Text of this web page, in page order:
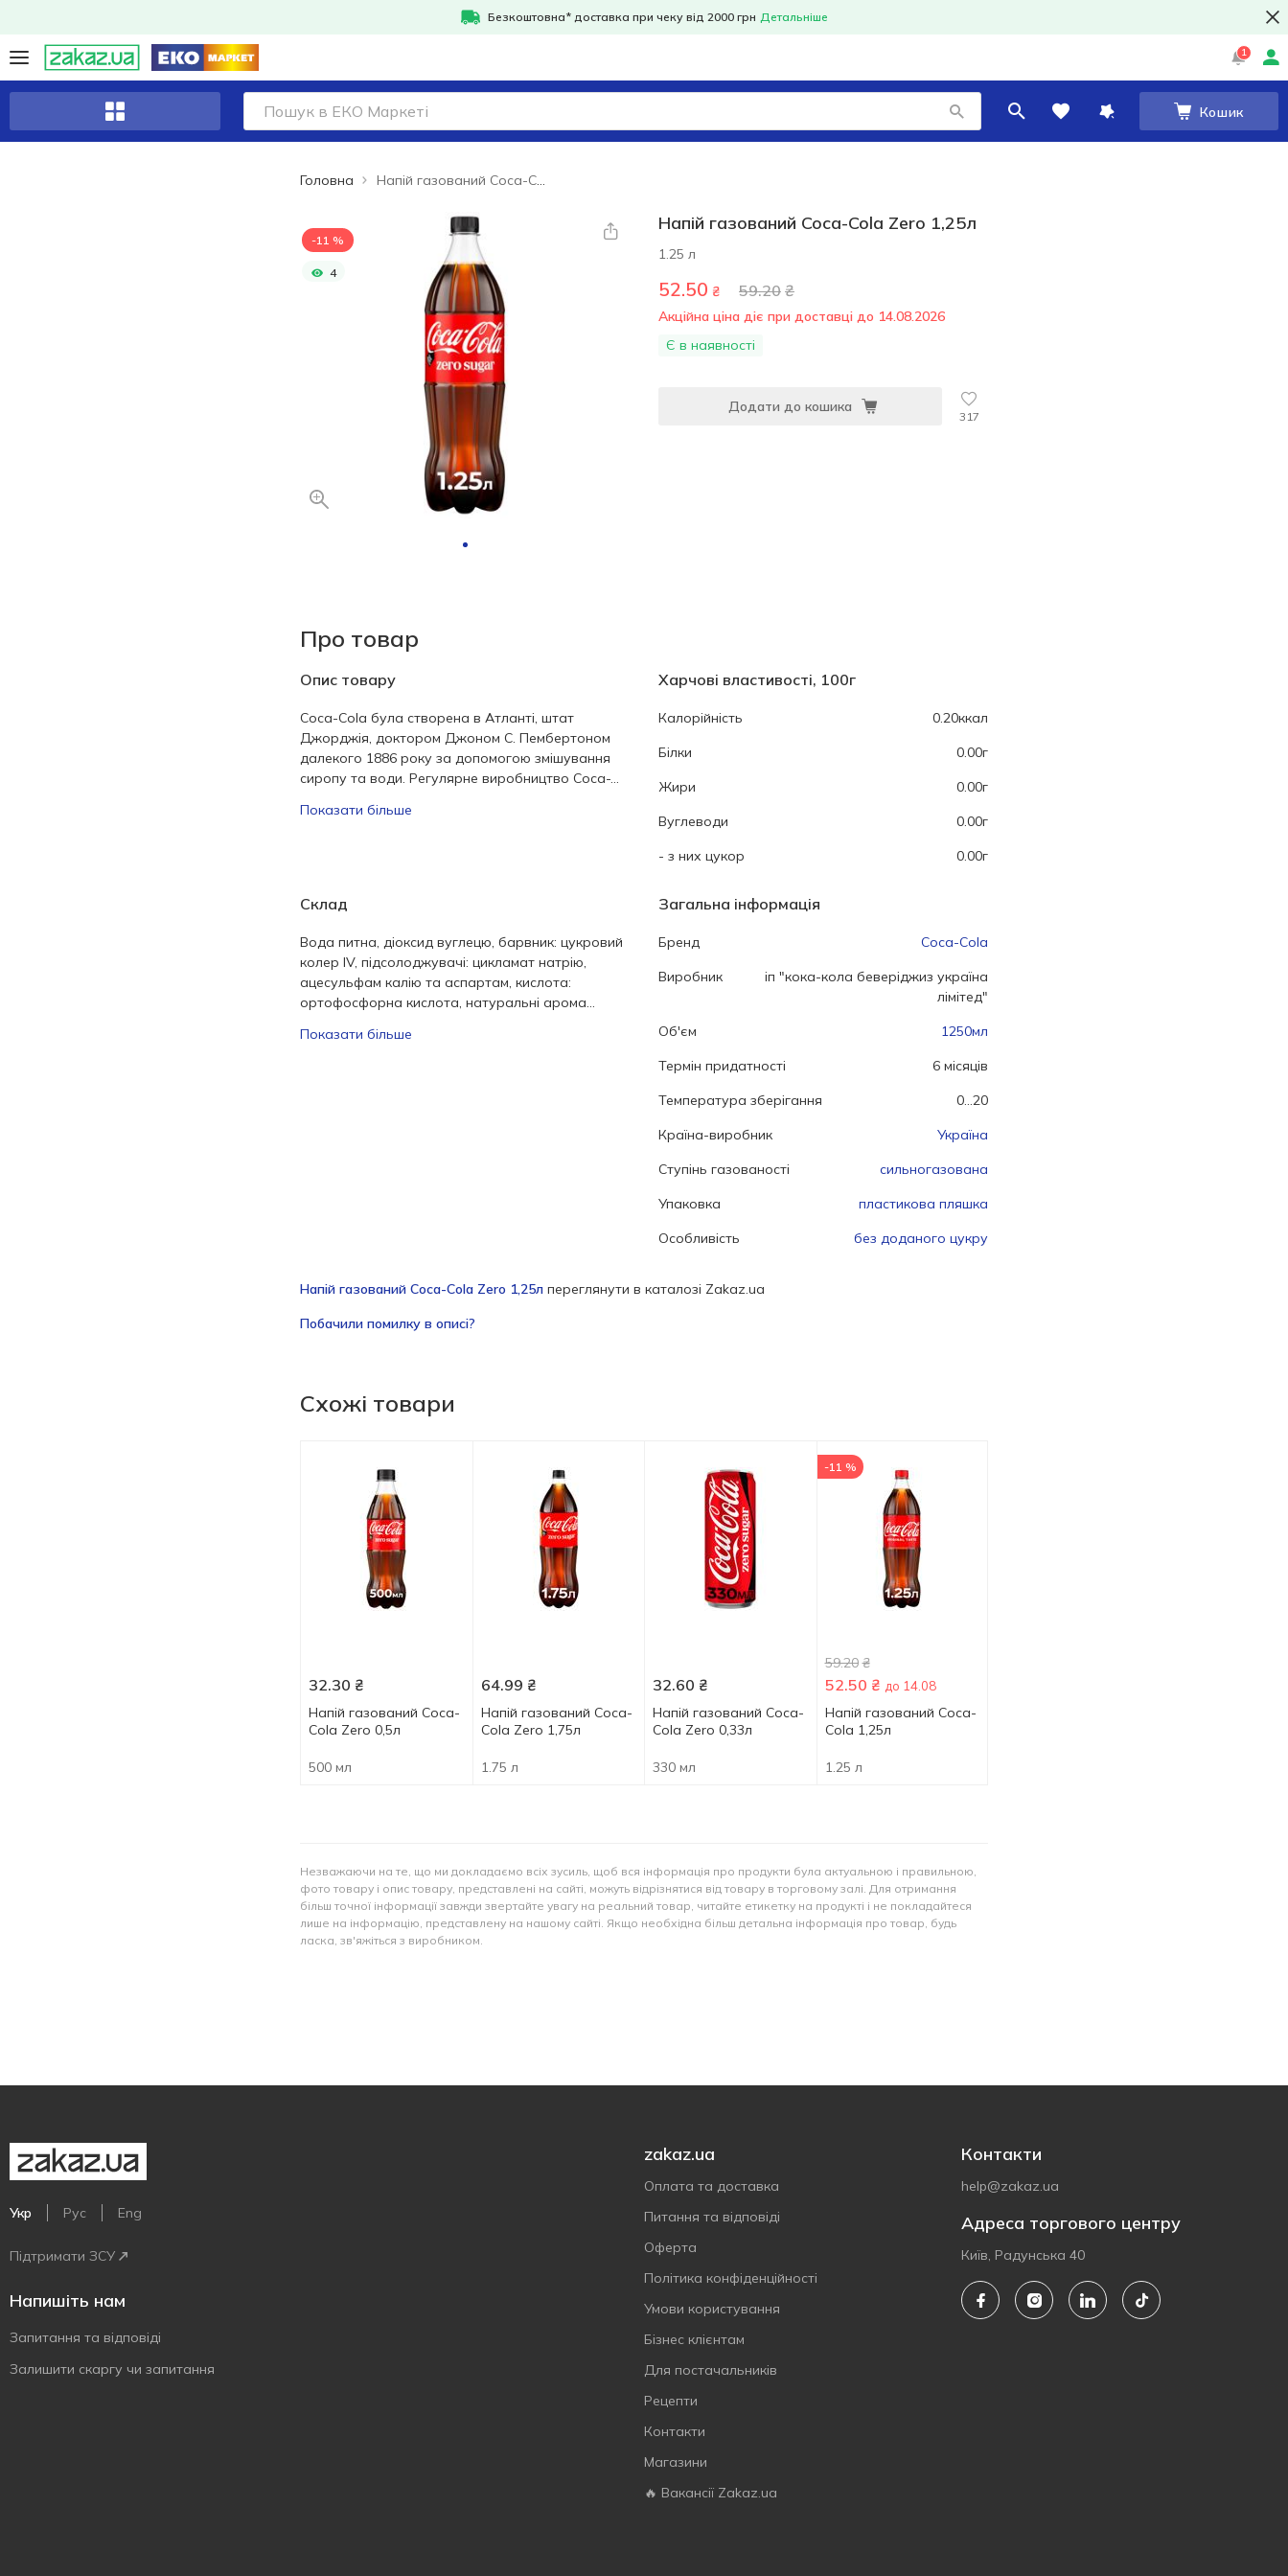
Безкоштовна* доставка при чеку від 2000 грн Детальніше
1
Кошик
Головна Напій газований Coca-Cola Zero 1,25л
-11 %
4
Напій газований Coca-Cola Zero 1,25л
1.25 л
52.50 ₴ 59.20 ₴
Акційна ціна діє при доставці до 14.08.2026
Є в наявності
Додати до кошика
317
Про товар
Опис товару
Coca-Cola була створена в Атланті, штат
Джорджія, доктором Джоном С. Пембертоном
далекого 1886 року за допомогою змішування
сиропу та води. Регулярне виробництво Coca-...
Показати більше
Харчові властивості, 100г
Калорійність
0.20ккал
Білки
0.00г
Жири
0.00г
Вуглеводи
0.00г
- з них цукор
0.00г
Склад
Вода питна, діоксид вуглецю, барвник: цукровий
колер IV, підсолоджувачі: цикламат натрію,
ацесульфам калію та аспартам, кислота:
ортофосфорна кислота, натуральні арома...
Показати більше
Загальна інформація
Бренд
Coca-Cola
Виробник
іп "кока-кола беверіджиз україна
лімітед"
Об'єм
1250мл
Термін придатності
6 місяців
Температура зберігання
0...20
Країна-виробник
Україна
Ступінь газованості
сильногазована
Упаковка
пластикова пляшка
Особливість
без доданого цукру
Напій газований Coca-Cola Zero 1,25л переглянути в каталозі Zakaz.ua
Побачили помилку в описі?
Схожі товари
32.30 ₴
Напій газований Coca-
Cola Zero 0,5л
500 мл
64.99 ₴
Напій газований Coca-
Cola Zero 1,75л
1.75 л
32.60 ₴
Напій газований Coca-
Cola Zero 0,33л
330 мл
-11 %
59.20 ₴
52.50 ₴ до 14.08
Напій газований Coca-
Cola 1,25л
1.25 л
Незважаючи на те, що ми докладаємо всіх зусиль, щоб вся інформація про продукти була актуальною і правильною,
фото товару і опис товару, представлені на сайті, можуть відрізнятися від товару в торговому залі. Для отримання
більш точної інформації завжди звертайте увагу на реальний товар, читайте етикетку на продукті і не покладайтеся
лише на інформацію, представлену на нашому сайті. Якщо необхідна більш детальна інформація про товар, будь
ласка, зв'яжіться з виробником.
Укр Рус Eng
Підтримати ЗСУ
Напишіть нам
Запитання та відповіді
Залишити скаргу чи запитання
zakaz.ua
Оплата та доставка
Питання та відповіді
Оферта
Політика конфіденційності
Умови користування
Бізнес клієнтам
Для постачальників
Рецепти
Контакти
Магазини
🔥 Вакансії Zakaz.ua
Контакти
help@zakaz.ua
Адреса торгового центру
Київ, Радунська 40